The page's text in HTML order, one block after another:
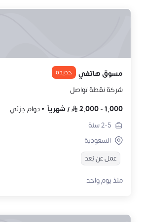
مسوق هاتفي جديدة
شركة نقطة تواصل
1,000
-
2,000
/ شهرياً
دوام جزئي
2-5سنة
السعودية
عمل عن بُعد
منذ يوم واحد